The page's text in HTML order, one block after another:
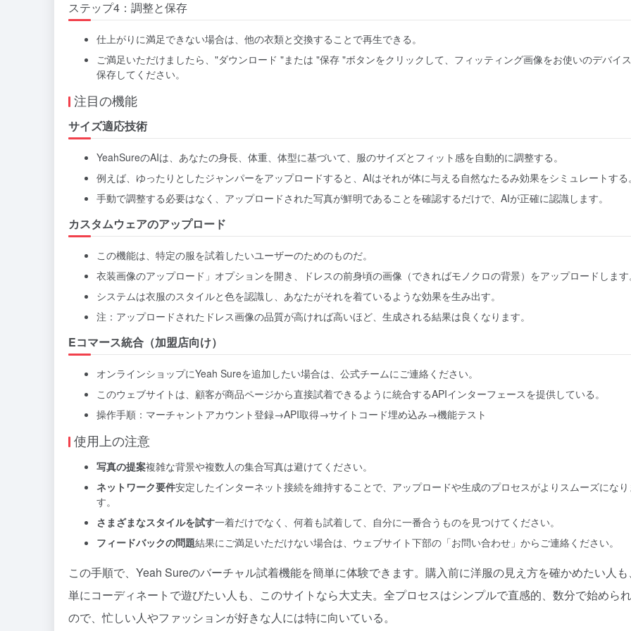
ステップ4：調整と保存
仕上がりに満足できない場合は、他の衣類と交換することで再生できる。
ご満足いただけましたら、"ダウンロード "または "保存 "ボタンをクリックして、フィッティング画像をお使いのデバイ
保存してください。
注目の機能
サイズ適応技術
YeahSureのAIは、あなたの身長、体重、体型に基づいて、服のサイズとフィット感を自動的に調整する。
例えば、ゆったりとしたジャンパーをアップロードすると、AIはそれが体に与える自然なたるみ効果をシミュレートする。
手動で調整する必要はなく、アップロードされた写真が鮮明であることを確認するだけで、AIが正確に認識します。
カスタムウェアのアップロード
この機能は、特定の服を試着したいユーザーのためのものだ。
衣装画像のアップロード」オプションを開き、ドレスの前身頃の画像（できればモノクロの背景）をアップロードします。
システムは衣服のスタイルと色を認識し、あなたがそれを着ているような効果を生み出す。
注：アップロードされたドレス画像の品質が高ければ高いほど、生成される結果は良くなります。
Eコマース統合（加盟店向け）
オンラインショップにYeah Sureを追加したい場合は、公式チームにご連絡ください。
このウェブサイトは、顧客が商品ページから直接試着できるように統合するAPIインターフェースを提供している。
操作手順：マーチャントアカウント登録→API取得→サイトコード埋め込み→機能テスト
使用上の注意
写真の提案複雑な背景や複数人の集合写真は避けてください。
ネットワーク要件安定したインターネット接続を維持することで、アップロードや生成のプロセスがよりスムーズになり
す。
さまざまなスタイルを試す一着だけでなく、何着も試着して、自分に一番合うものを見つけてください。
フィードバックの問題結果にご満足いただけない場合は、ウェブサイト下部の「お問い合わせ」からご連絡ください。
この手順で、Yeah Sureのバーチャル試着機能を簡単に体験できます。購入前に洋服の見え方を確かめたい人も、
単にコーディネートで遊びたい人も、このサイトなら大丈夫。全プロセスはシンプルで直感的、数分で始めら
ので、忙しい人やファッションが好きな人には特に向いている。